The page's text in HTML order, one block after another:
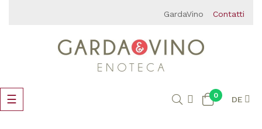
GardaVino Contatti
Umschalten
der
☰ 0 DE